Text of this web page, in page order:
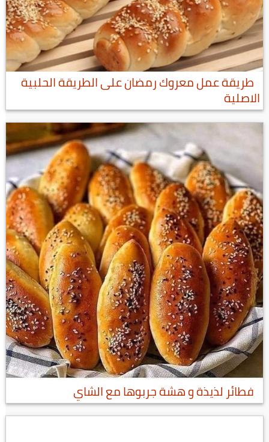
طريقة عمل معروك رمضان على الطريقة الحلبية
الاصلية
فطائر لذيذة و هشة جربوها مع الشاي